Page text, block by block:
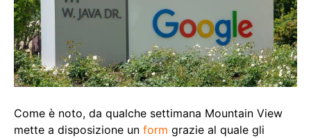
Come è noto, da qualche settimana Mountain View
mette a disposizione un form grazie al quale gli